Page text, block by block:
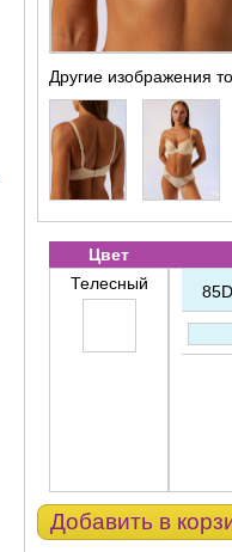
Другие изображения
Цвет
Телесный
85D
Добавить в